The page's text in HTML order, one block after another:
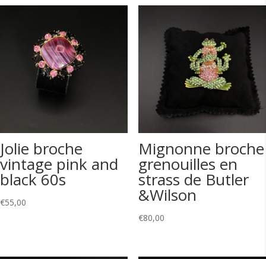
Jolie broche
vintage pink and
black 60s
€55,00
Mignonne broche
grenouilles en
strass de Butler
&Wilson
€80,00